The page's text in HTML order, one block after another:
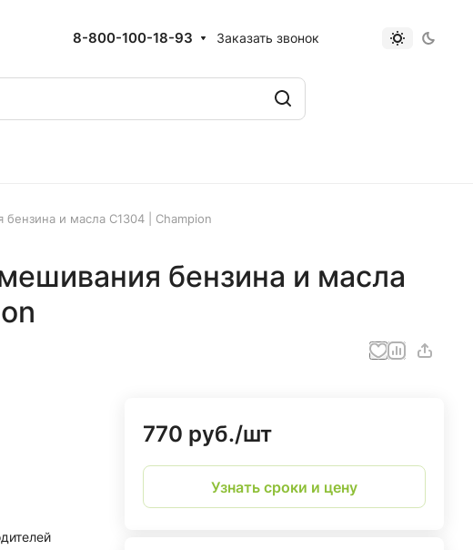
8-800-100-18-93 Заказать звонок
и масла C1304 | Champion
бензина и масла
770 руб./шт
Узнать сроки и цену